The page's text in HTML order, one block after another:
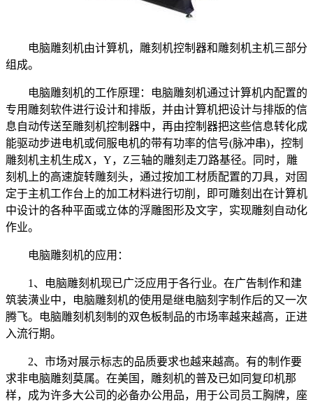
电脑雕刻机由计算机，雕刻机控制器和雕刻机主机三部分
组成。
电脑雕刻机的工作原理：电脑雕刻机通过计算机内配置的
专用雕刻软件进行设计和排版，并由计算机把设计与排版的信
息自动传送至雕刻机控制器中，再由控制器把这些信息转化成
能驱动步进电机或伺服电机的带有功率的信号(脉冲串)，控制
雕刻机主机生成X，Y，Z三轴的雕刻走刀路基径。同时，雕
刻机上的高速旋转雕刻头，通过按加工材质配置的刀具，对固
定于主机工作台上的加工材料进行切削，即可雕刻出在计算机
中设计的各种平面或立体的浮雕图形及文字，实现雕刻自动化
作业。
电脑雕刻机的应用：
1、电脑雕刻机现已广泛应用于各行业。在广告制作和建
筑装潢业中，电脑雕刻机的使用是继电脑刻字制作后的又一次
腾飞。电脑雕刻机刻制的双色板制品的市场率越来越高，正进
入流行期。
2、市场对展示标志的品质要求也越来越高。有的制作要
求非电脑雕刻莫属。在美国，雕刻机的普及已如同复印机那
样，成为许多大公司的必备办公用品，用于公司员工胸牌，座